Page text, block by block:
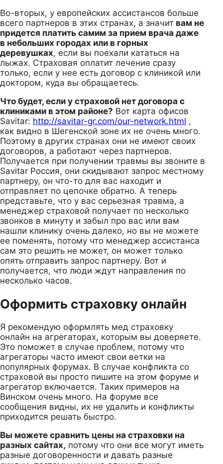
Во-вторых, у европейских ассистансов больше
всего партнеров в этих странах, а значит вам не
придется платить самим за прием врача даже
в небольших городах или в горных
деревушках, если вы поехали кататься на
лыжах. Страховая оплатит лечение сразу
только, если у нее есть договор с клиникой или
доктором, куда вы обращаетесь.
Что будет, если у страховой нет договора с
клиниками в этом районе? Вот карта офисов
Savitar: http://savitar-gr.com/our-network.html ,
как видно в Шегенской зоне их не очень много.
Поэтому в других странах они не имеют своих
договоров, а работают через партнеров.
Получается при получении травмы вы звоните в
Savitar Россия, они скидывают запрос местному
партнеру, он что-то для вас находит и
отправляет по цепочке обратно. А теперь
представьте, что у вас серьезная травма, а
менеджер страховой получает по несколько
звонков в минуту и забыл про вас или вам
нашли клинику очень далеко, но вы не можете
ее поменять, потому что менеджер ассистанса
сам это решить не может, он может только
опять отправить запрос партнеру. Вот и
получается, что люди ждут направления по
несколько часов.
Оформить страховку онлайн
Я рекомендую оформлять мед страховку
онлайн на агрегаторах, которым вы доверяете.
Это поможет в случае проблем, потому что
агрегаторы часто имеют свои ветки на
популярных форумах. В случае конфликта со
страховой вы просто пишите на этом форуме и
агрегатор включается. Таких примеров на
Винском очень много. На форуме все
сообщения видны, их не удалить и конфликты
приходится решать быстро.
Вы можете сравнить цены на страховки на
разных сайтах, потому что они все могут иметь
разные договоренности и давать разные